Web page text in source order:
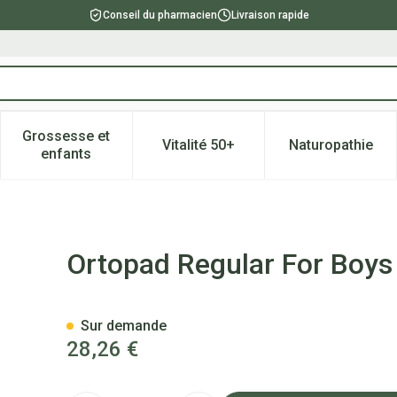
Conseil du pharmacien Livraison rapide
Beauté, soins et hygiène
menu pour la catégorie Régime, alimentation &
Grossesse et
enfantsAfficher le sous-menu pour la catégorie
Vitalité 50+Afficher le sous-menu pour la
Naturopathie
Afficher
Ocul. 50 73324
Ortopad Regular For
28,26 €
Sur demande